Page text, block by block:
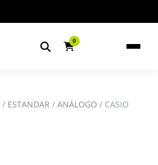
0
/ ESTANDAR / ANÁLOGO / CASIO